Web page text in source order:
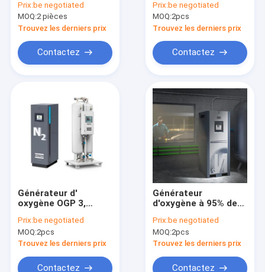
modulaire
Prix:be negotiated
MOQ:2 pièces
Trouvez les derniers prix
Contactez
d'oxygène Atlas PSA
OGP 2 Pureté de
l'oxygène > 95%
Prix:be negotiated
MOQ:2pcs
Trouvez les derniers prix
Contactez
Générateur d'
oxygène OGP 3,
oxygène industriel
sur site
Prix:be negotiated
MOQ:2pcs
Trouvez les derniers prix
Contactez
Générateur
d'oxygène à 95% de
56,9% Flux d'oxygène
Prix:be negotiated
MOQ:2pcs
Trouvez les derniers prix
Contactez